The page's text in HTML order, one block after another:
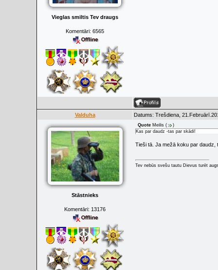
Vieglas smiltis Tev draugs
Komentāri: 6565
Valduha Datums: Trešdiena,
Stāstnieks
Komentāri: 13176
Quote Meilis (
)
Kas par daudz -tas par skādi!
Tieši tā. Ja mežā koku par
Tev nebūs svešu tautu Dievus turēt